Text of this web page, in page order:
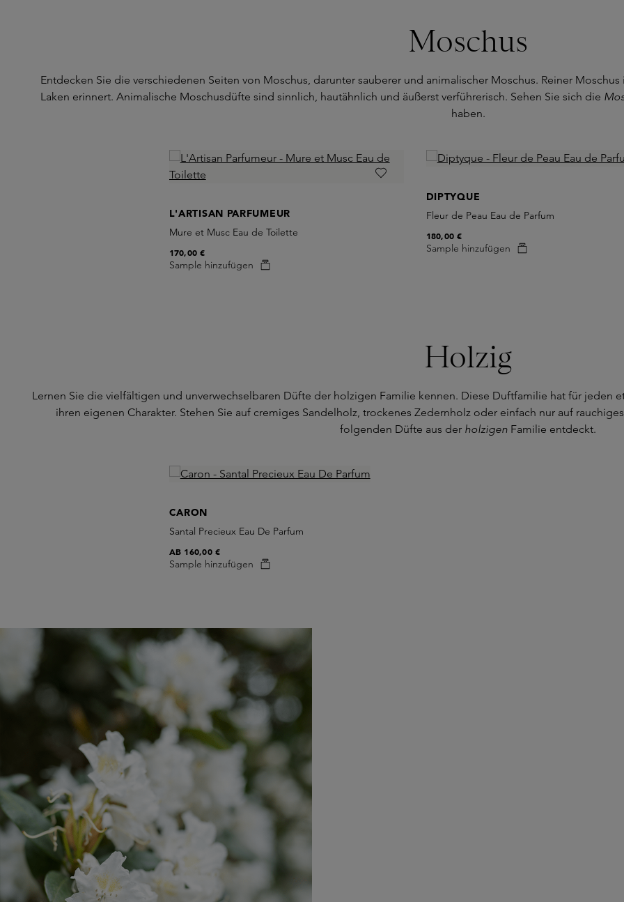
Moschus
Entdecken Sie die verschiedenen Seiten von Moschus, darunter sauberer und animalischer Moschus. Reiner
Laken erinnert. Animalische Moschusdüfte sind sinnlich, hautähnlich und äußerst verführerisch. Sehen Sie sich die
haben.
Skip product gallery
L'ARTISAN PARFUMEUR
Mure et Musc Eau de Toilette
Sample hinzufügen
170,00 €
DIPTYQUE
Fleur de Peau Eau de Parfum
Sample hinzufügen
180,00 €
Holzig
Lernen Sie die vielfältigen und unverwechselbaren Düfte der holzigen Familie kennen. Diese Duftfamilie hat für jeden
ihren eigenen Charakter. Stehen Sie auf cremiges Sandelholz, trockenes Zedernholz oder einfach nur auf
folgenden Düfte aus der holzigen Familie entdeckt.
Skip product gallery
CARON
Santal Precieux Eau De Parfum
Sample hinzufügen
AB 160,00 €